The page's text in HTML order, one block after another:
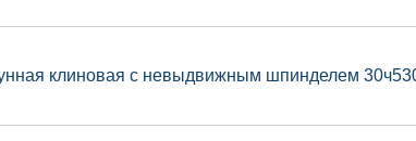
клиновая с невыдвижным шпинделем